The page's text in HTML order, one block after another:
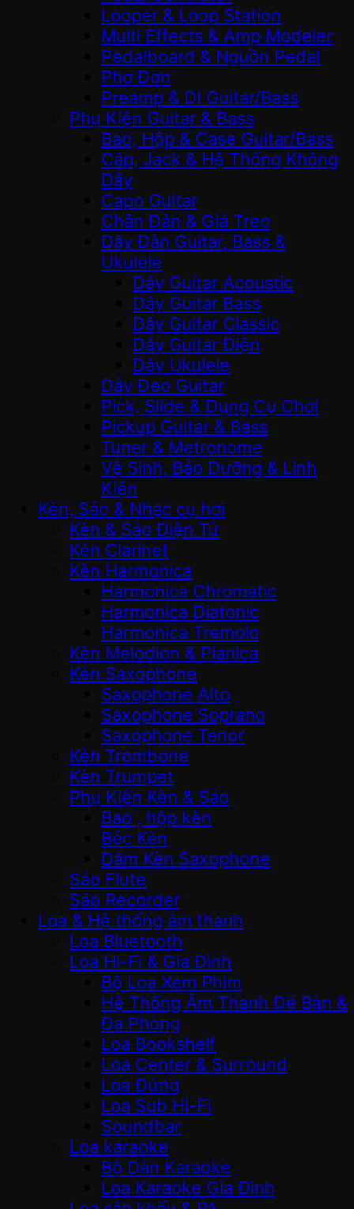
Looper & Loop Station
Multi Effects & Amp Modeler
Pedalboard & Nguồn Pedal
Phơ Đơn
Preamp & DI Guitar/Bass
Phụ Kiện Guitar & Bass
Bao, Hộp & Case Guitar/Bass
Cáp, Jack & Hệ Thống Không
Dây
Capo Guitar
Chân Đàn & Giá Treo
Dây Đàn Guitar, Bass &
Ukulele
Dây Guitar Acoustic
Dây Guitar Bass
Dây Guitar Classic
Dây Guitar Điện
Dây Ukulele
Dây Đeo Guitar
Pick, Slide & Dụng Cụ Chơi
Pickup Guitar & Bass
Tuner & Metronome
Vệ Sinh, Bảo Dưỡng & Linh
Kiện
Kèn, Sáo & Nhạc cụ hơi
Kèn & Sáo Điện Tử
Kèn Clarinet
Kèn Harmonica
Harmonica Chromatic
Harmonica Diatonic
Harmonica Tremolo
Kèn Melodion & Pianica
Kèn Saxophone
Saxophone Alto
Saxophone Soprano
Saxophone Tenor
Kèn Trombone
Kèn Trumpet
Phụ Kiện Kèn & Sáo
Bao , hộp kèn
Béc Kèn
Dăm Kèn Saxophone
Sáo Flute
Sáo Recorder
Loa & Hệ thống âm thanh
Loa Bluetooth
Loa Hi-Fi & Gia Đình
Bộ Loa Xem Phim
Hệ Thống Âm Thanh Để Bàn &
Đa Phòng
Loa Bookshelf
Loa Center & Surround
Loa Đứng
Loa Sub Hi-Fi
Soundbar
Loa karaoke
Bộ Dàn Karaoke
Loa Karaoke Gia Đình